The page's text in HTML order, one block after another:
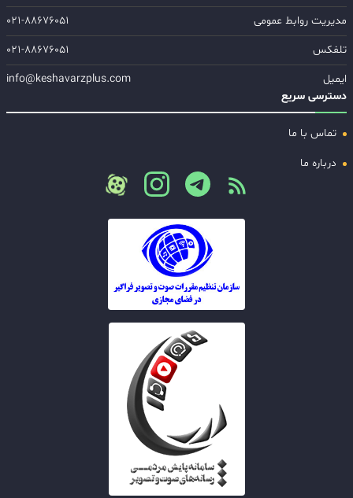
مدیریت روابط عمومی
۰۲۱-۸۸۶۷۶۰۵۱
تلفکس
۰۲۱-۸۸۶۷۶۰۵۱
ایمیل
info@keshavarzplus.com
دسترسی سریع
تماس با ما
درباره ما